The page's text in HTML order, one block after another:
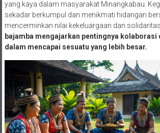
yang kaya dalam masyarakat Minangkabau.
sekadar berkumpul dan menikmati hidangan
mencerminkan nilai kekeluargaan dan
bajamba mengajarkan pentingnya kolaborasi
dalam mencapai sesuatu yang lebih besar.